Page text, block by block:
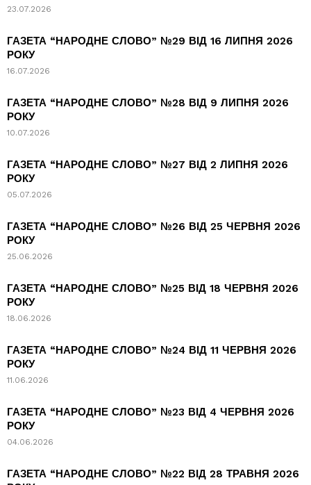
23.07.2026
ГАЗЕТА “НАРОДНЕ СЛОВО” №29 ВІД 16 ЛИПНЯ 2026
РОКУ
16.07.2026
ГАЗЕТА “НАРОДНЕ СЛОВО” №28 ВІД 9 ЛИПНЯ 2026
РОКУ
10.07.2026
ГАЗЕТА “НАРОДНЕ СЛОВО” №27 ВІД 2 ЛИПНЯ 2026
РОКУ
05.07.2026
ГАЗЕТА “НАРОДНЕ СЛОВО” №26 ВІД 25 ЧЕРВНЯ 2026
РОКУ
25.06.2026
ГАЗЕТА “НАРОДНЕ СЛОВО” №25 ВІД 18 ЧЕРВНЯ 2026
РОКУ
18.06.2026
ГАЗЕТА “НАРОДНЕ СЛОВО” №24 ВІД 11 ЧЕРВНЯ 2026
РОКУ
11.06.2026
ГАЗЕТА “НАРОДНЕ СЛОВО” №23 ВІД 4 ЧЕРВНЯ 2026
РОКУ
04.06.2026
ГАЗЕТА “НАРОДНЕ СЛОВО” №22 ВІД 28 ТРАВНЯ 2026